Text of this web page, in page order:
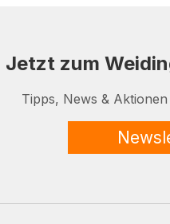
Jetzt zum
Tipps, News &